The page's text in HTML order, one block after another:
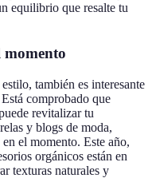
equilibrio que resalte tu
momento
también es interesante
comprobado que
revitalizar tu
y blogs de moda,
el momento. Este año,
orgánicos están en
texturas naturales y